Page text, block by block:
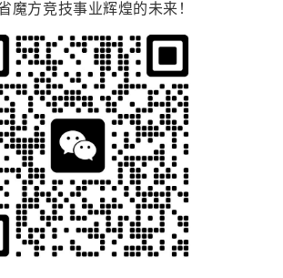
魔方竞技事业辉煌的未来！